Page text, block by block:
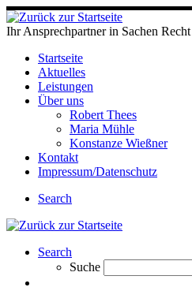
Ihr Ansprechpartner in Sachen
Startseite
Aktuelles
Leistungen
Über uns
Robert Thees
Maria Mühle
Konstanze Wießner
Kontakt
Impressum/Datenschutz
Search
Search
Suche